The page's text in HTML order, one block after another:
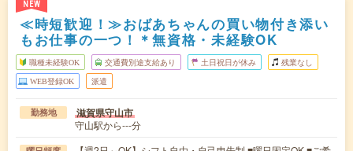
NEW
≪時短歓迎！≫おばあちゃんの買い物付き添い
もお仕事の一つ！＊無資格・未経験OK
職種未経験OK 交通費別途支給あり 土日祝日が休み 残業なし
WEB登録OK 派遣
勤務地 滋賀県守山市
守山駅から---分